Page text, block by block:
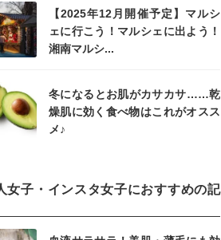
【2025年12月開催予定】マルシ
ェに行こう！マルシェに出よう！
湘南マルシ...
冬になるとお肌がカサカサ……乾
燥肌に効く食べ物はこれがオスス
メ♪
女子・インスタ女子におすすめの記